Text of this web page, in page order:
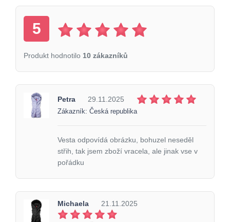
5
Produkt hodnotilo 10 zákazníků
Petra 29.11.2025
Zákazník: Česká republika
Vesta odpovídá obrázku, bohuzel neseděl
střih, tak jsem zboží vracela, ale jinak vse v
pořádku
Michaela 21.11.2025